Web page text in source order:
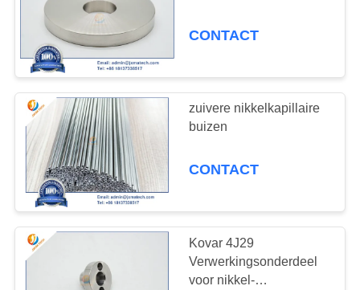
SITEMAP
PRIVACY
POLICY
Sputterende
Doelstellingen
de producten van de
wolframlegering
CONTACT
zuivere nikkelkapillaire
buizen
CONTACT
Kovar 4J29
Verwerkingsonderdeel
voor nikkel-